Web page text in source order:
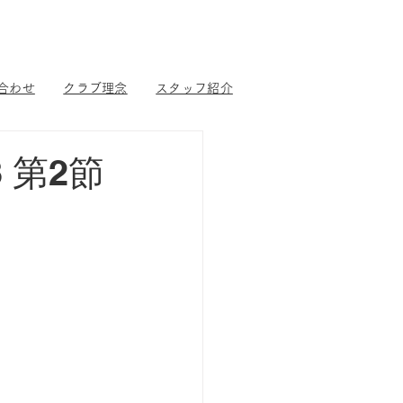
わせ クラブ理念 スタッフ紹介
第2節